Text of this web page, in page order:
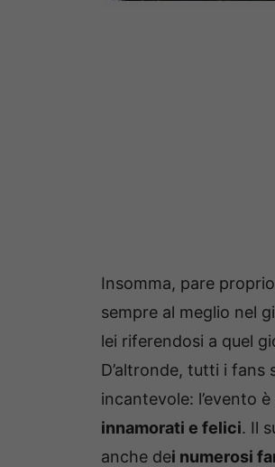
Insomma, pare
sempre al meglio nel
lei riferendosi a quel
D’altronde, tutti i
incantevole: l’evento
innamorati e felici. Il
anche dei numerosi